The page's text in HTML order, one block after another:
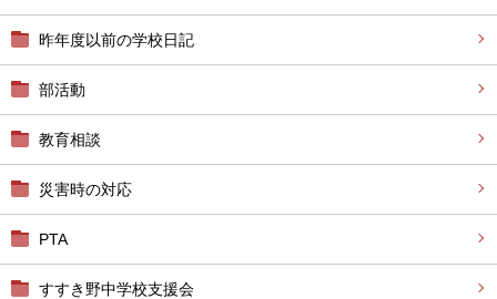
昨年度以前の学校日記
部活動
教育相談
災害時の対応
PTA
すすき野中学校支援会